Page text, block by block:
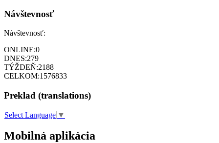
Návštevnosť
Návštevnosť:
ONLINE:0
DNES:279
TÝŽDEŇ:2188
CELKOM:1576833
Preklad (translations)
Select Language ▼
Mobilná aplikácia